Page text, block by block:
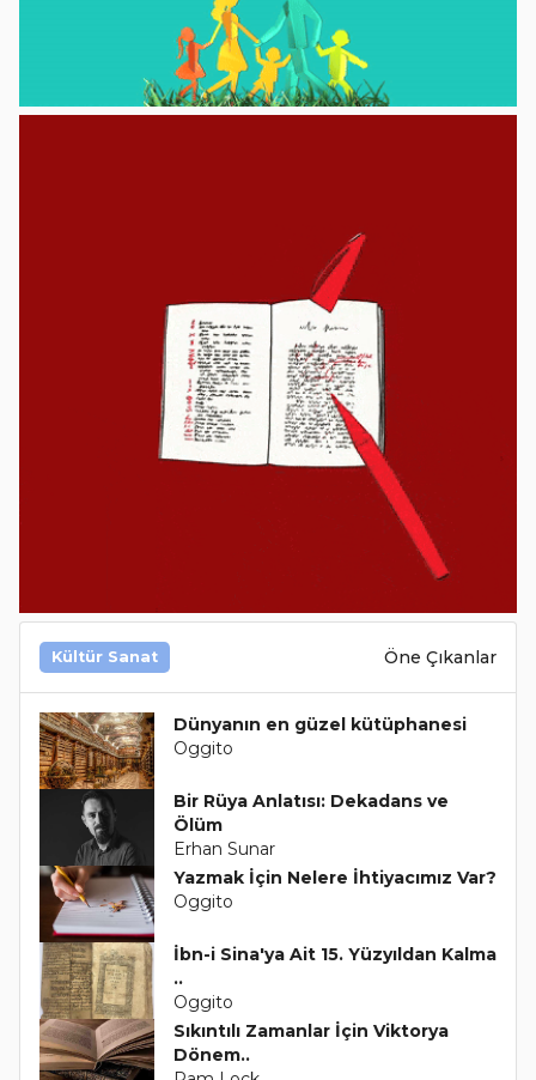
Kültür Sanat Öne Çıkanlar
Dünyanın en güzel kütüphanesi
Oggito
Bir Rüya Anlatısı: Dekadans ve
Ölüm
Erhan Sunar
Yazmak İçin Nelere İhtiyacımız Var?
Oggito
İbn-i Sina'ya Ait 15. Yüzyıldan Kalma
..
Oggito
Sıkıntılı Zamanlar İçin Viktorya
Dönem..